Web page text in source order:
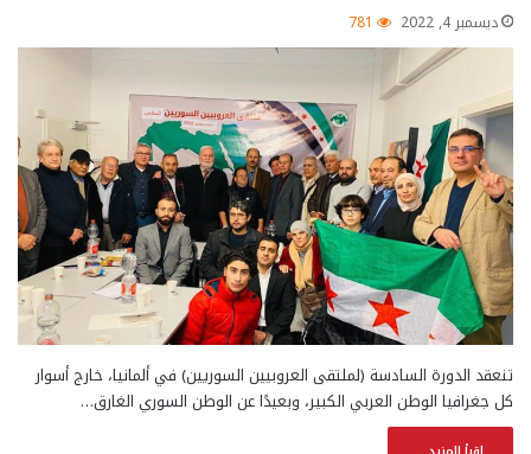
ديسمبر 4, 2022 781
تنعقد الدورة السادسة (لملتقى العروبيين السوريين) في ألمانيا، خارج أسوار
كل جغرافيا الوطن العربي الكبير، وبعيدًا عن الوطن السوري الغارق…